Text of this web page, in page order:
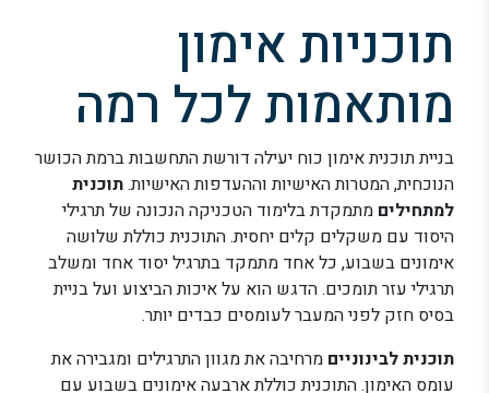
תוכניות אימון
מותאמות לכל רמה
בניית תוכנית אימון כוח יעילה דורשת התחשבות ברמת הכושר
הנוכחית, המטרות האישיות וההעדפות האישיות.תוכנית
למתחילים מתמקדת בלימוד הטכניקה הנכונה של תרגילי
היסוד עם משקלים קלים יחסית. התוכנית כוללת שלושה
אימונים בשבוע, כל אחד מתמקד בתרגיל יסוד אחד ומשלב
תרגילי עזר תומכים. הדגש הוא על איכות הביצוע ועל בניית
בסיס חזק לפני המעבר לעומסים כבדים יותר.
תוכנית לבינוניים מרחיבה את מגוון התרגילים ומגבירה את
עומס האימון. התוכנית כוללת ארבעה אימונים בשבוע עם